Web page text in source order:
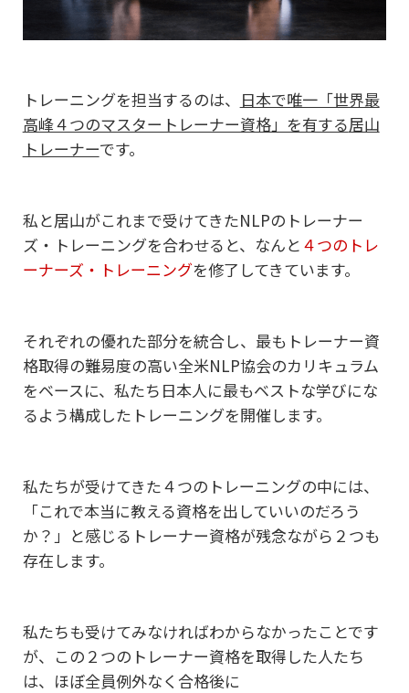
トレーニングを担当するのは、 日本で唯一「世界最
高峰４つのマスタートレーナー資格」を有する居山
トレーナーです。
私と居山がこれまで受けてきたNLPのトレーナー
ズ・トレーニングを合わせると、 なんと ４つのトレ
ーナーズ・トレーニングを修了してきています。
それぞれの優れた部分を統合し、最もトレーナー資
格取得の難易度の高い全米NLP協会のカリキュラム
をベースに、私たち日本人に最もベストな学びにな
るよう構成したトレーニングを開催します。
私たちが受けてきた４つのトレーニングの中には、
「これで本当に教える資格を出していいのだろう
か？」と感じるトレーナー資格が残念ながら２つも
存在します。
私たちも受けてみなければわからなかったことです
が、この２つのトレーナー資格を取得した人たち
は、ほぼ全員例外なく合格後に